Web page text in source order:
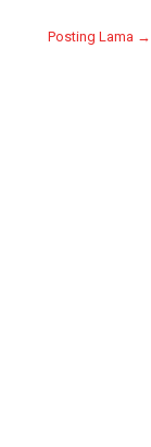
Posting Lama →